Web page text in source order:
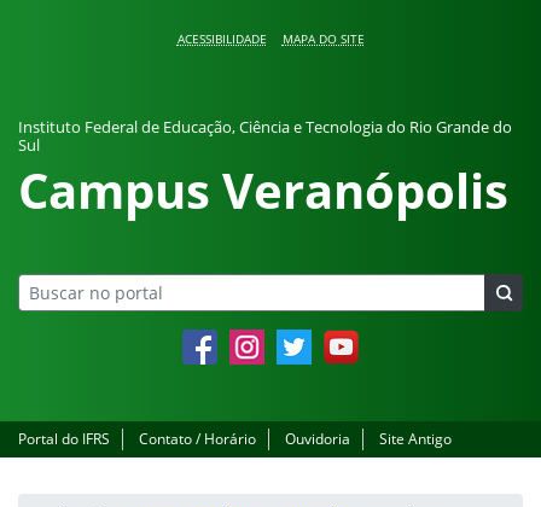
ACESSIBILIDADE MAPA DO SITE
Instituto Federal de Educação, Ciência e Tecnologia do Rio Grande do
Sul
Campus Veranópolis
FacebookInstagramTwitter YouTube
Portal do IFRS Contato / Horário Ouvidoria Site Antigo